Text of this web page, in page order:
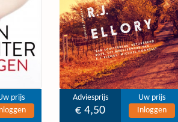
prijs
Adviesprijs
€ 4,50
Uw prijs
Inloggen